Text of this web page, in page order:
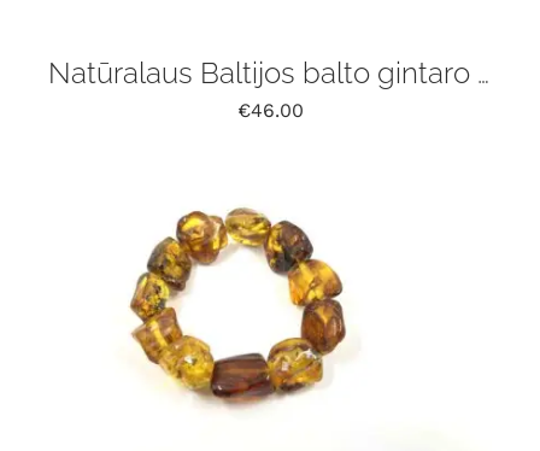
Natūralaus Baltijos balto gintaro apyrankė
€46.00